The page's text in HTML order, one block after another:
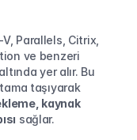
Parallels, Citrix,
ve benzeri
yer alır. Bu
kaynak
sağlar.